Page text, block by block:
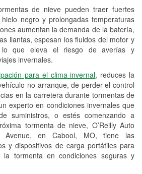
de nieve pueden traer fuertes
negro y prolongadas temperaturas
aumentan la demanda de la batería,
llantas, espesan los fluidos del motor y
lo que eleva el riesgo de averías y
invernales.
para el clima invernal, reduces la
no arranque, de perder el control
en la carretera durante tormentas de
experto en condiciones invernales que
suministros, o estés comenzando a
tormenta de nieve, O’Reilly Auto
en Cabool, MO, tiene las
y dispositivos de carga portátiles para
la tormenta en condiciones seguras y
de Préstamo de
de tambores y discos de
hidráulicas a la medida
Supplies
Supplies